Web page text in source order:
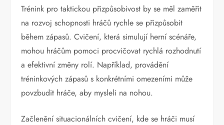
Trénink pro taktickou přizpůsobivost by se měl zaměřit
na rozvoj schopnosti hráčů rychle se přizpůsobit
během zápasů. Cvičení, která simulují herní scénáře,
mohou hráčům pomoci procvičovat rychlá rozhodnutí
a efektivní změny rolí. Například, provádění
tréninkových zápasů s konkrétními omezeními může
povzbudit hráče, aby mysleli na nohou.
Začlenění situacionálních cvičení, kde se hráči musí